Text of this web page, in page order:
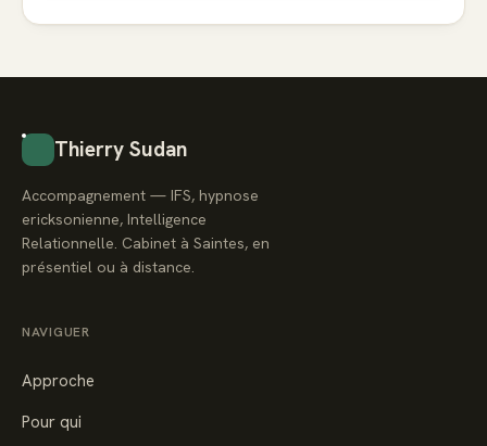
Thierry Sudan
Accompagnement — IFS, hypnose
ericksonienne, Intelligence
Relationnelle. Cabinet à Saintes, en
présentiel ou à distance.
NAVIGUER
Approche
Pour qui